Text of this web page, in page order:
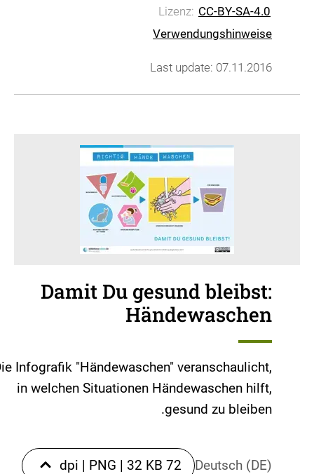
Lizenz: CC-BY-SA-4.0
Verwendungshinweise
Last update: 07.11.2016
Damit Du gesund bleibst:
Händewaschen
Infografik "Händewaschen" veranschaulicht,
in welchen Situationen Händewaschen hilft,
gesund zu bleiben.
Deutsch (DE)
72 dpi
| PNG | 32 KB